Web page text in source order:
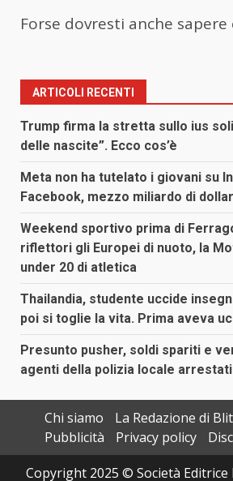
Forse dovresti anche
ARTICOLI RECENTI
Trump firma la stretta sullo ius
delle nascite”. Ecco cos’è
Meta non ha tutelato i giovani su
Facebook, mezzo miliardo di
Weekend sportivo prima di
riflettori gli Europei di nuoto, la
under 20 di atletica
Thailandia, studente uccide
poi si toglie la vita. Prima aveva
Presunto pusher, soldi spariti e
agenti della polizia locale arrestati
Chi siamo
La Redazione di
Pubblicità
Privacy policy
Copyright 2025 © Società Editrice